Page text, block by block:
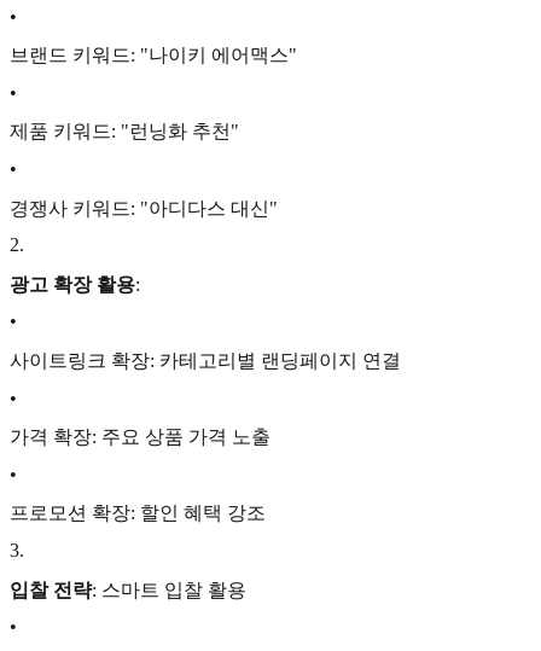
•
브랜드 키워드: "나이키 에어맥스"
•
제품 키워드: "런닝화 추천"
•
경쟁사 키워드: "아디다스 대신"
2.
광고 확장 활용:
•
사이트링크 확장: 카테고리별 랜딩페이지 연결
•
가격 확장: 주요 상품 가격 노출
•
프로모션 확장: 할인 혜택 강조
3.
입찰 전략: 스마트 입찰 활용
•